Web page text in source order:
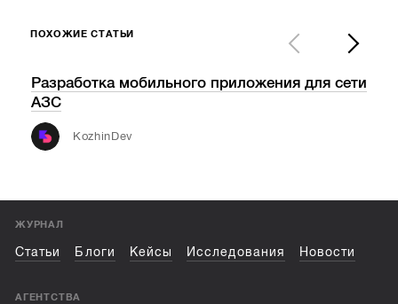
ПОХОЖИЕ СТАТЬИ
Разработка мобильного приложения для сети
АЗС
KozhinDev
ЖУРНАЛ
Статьи Блоги Кейсы Исследования Новости
АГЕНТСТВА